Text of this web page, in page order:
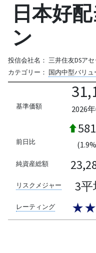
日本好
ン
投信会社名： 三井住友DSア
カテゴリー： 国内中型バリュ
基準価額
2026
前日比
581
純資産総額
リスクメジャー 3平
レーティング